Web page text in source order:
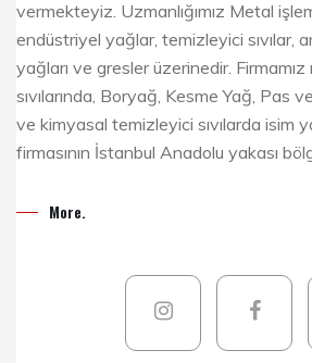
vermekteyiz. Uzmanlığımız Metal
endüstriyel yağlar, temizleyici sıvılar,
yağları ve gresler üzerinedir.
sıvılarında, Boryağ, Kesme Yağ, Pas
ve kimyasal temizleyici sıvılarda isim
firmasının İstanbul Anadolu yakası
More.